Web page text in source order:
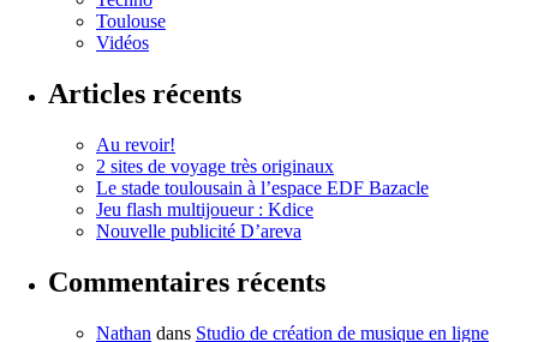
Toulouse
Vidéos
Articles récents
Au revoir!
2 sites de voyage très originaux
Le stade toulousain à l’espace EDF Bazacle
Jeu flash multijoueur : Kdice
Nouvelle publicité D’areva
Commentaires récents
Nathan dans Studio de création de musique en ligne